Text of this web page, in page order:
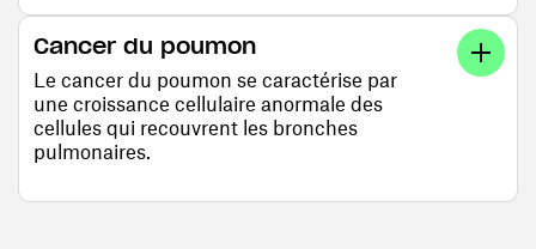
Cancer du poumon
Le cancer du poumon se caractérise par
une croissance cellulaire anormale des
cellules qui recouvrent les bronches
pulmonaires.